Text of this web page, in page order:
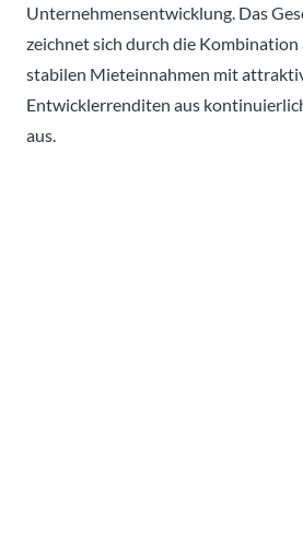
Unternehmensentwicklung. Das
zeichnet sich durch die Kombination
stabilen Mieteinnahmen mit
Entwicklerrenditen aus
aus.